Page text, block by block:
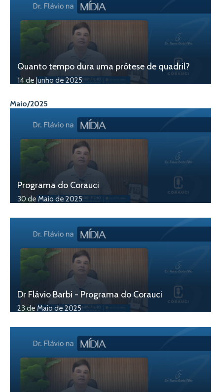
Quanto tempo dura uma prótese de quadril?
14 de Junho de 2025
Maio/2025
Programa do Corauci
30 de Maio de 2025
Dr Flávio Barbi - Programa do Corauci
23 de Maio de 2025